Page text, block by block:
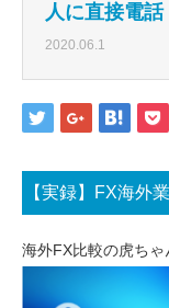
人に直接電話
2020.06.1
【実録】FX海外
海外FX比較の虎ちゃ